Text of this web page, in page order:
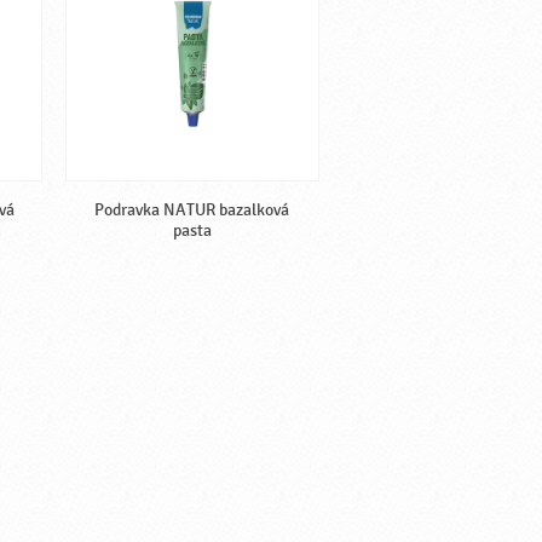
Podravka NATUR bazalková
pasta